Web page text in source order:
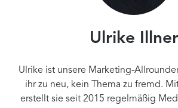
Ulrike Illner
Ulrike ist unsere Marketing-
ihr zu neu, kein Thema zu fremd.
erstellt sie seit 2015 regelmäßig